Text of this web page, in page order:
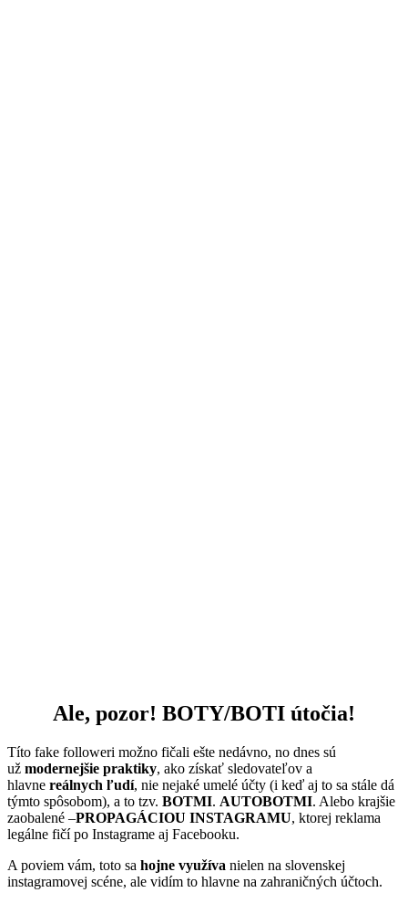
Ale, pozor! BOTY/BOTI útočia!
Títo fake followeri možno fičali ešte nedávno, no dnes sú
už modernejšie praktiky, ako získať sledovateľov a
hlavne reálnych ľudí, nie nejaké umelé účty (i keď aj to sa stále dá
týmto spôsobom), a to tzv. BOTMI. AUTOBOTMI. Alebo krajšie
zaobalené –PROPAGÁCIOU INSTAGRAMU, ktorej reklama
legálne fičí po Instagrame aj Facebooku.
A poviem vám, toto sa hojne využíva nielen na slovenskej
instagramovej scéne, ale vidím to hlavne na zahraničných účtoch.